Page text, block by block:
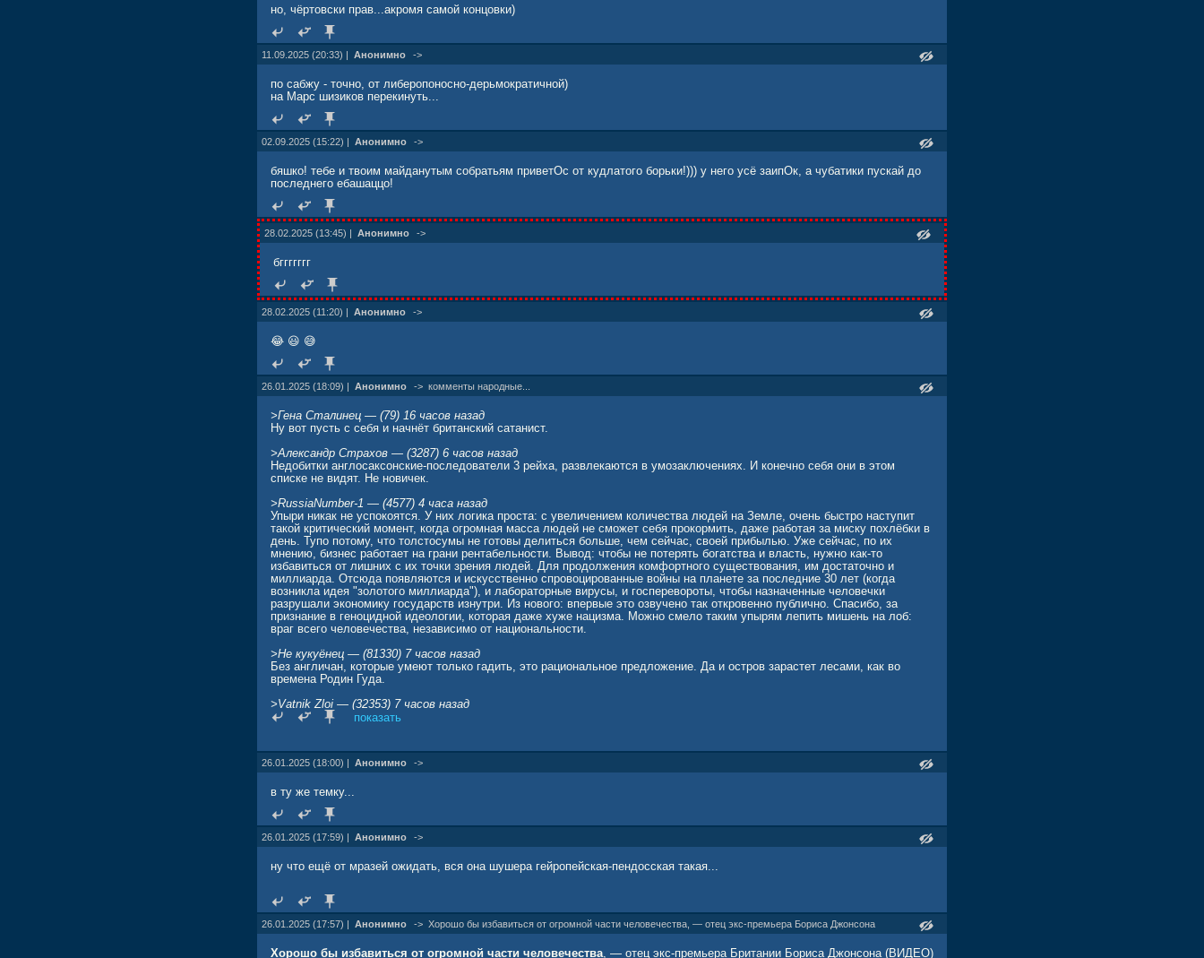
но, чёртовски прав...акромя самой концовки)
11.09.2025 (20:33) | Анонимно ->
по сабжу - точно, от либеропоносно-дерьмократичной)
на Марс шизиков перекинуть...
02.09.2025 (15:22) | Анонимно ->
бяшко! тебе и твоим майданутым собратьям приветОс от кудлатого борьки!))) у него усё заипОк, а чубатики пускай до
последнего ебашаццо!
28.02.2025 (13:45) | Анонимно ->
бггггггг
28.02.2025 (11:20) | Анонимно ->
😂 😃 😅
26.01.2025 (18:09) | Анонимно -> комменты народные...
>Гена Сталинец — (79) 16 часов назад
Ну вот пусть с себя и начнёт британский сатанист.
>Александр Страхов — (3287) 6 часов назад
Недобитки англосаксонские-последователи 3 рейха, развлекаются в умозаключениях. И конечно себя они в этом
списке не видят. Не новичек.
>RussiaNumber-1 — (4577) 4 часа назад
Упыри никак не успокоятся. У них логика проста: с увеличением количества людей на Земле, очень быстро наступит
такой критический момент, когда огромная масса людей не сможет себя прокормить, даже работая за миску похлёбки в
день. Тупо потому, что толстосумы не готовы делиться больше, чем сейчас, своей прибылью. Уже сейчас, по их
мнению, бизнес работает на грани рентабельности. Вывод: чтобы не потерять богатства и власть, нужно как-то
избавиться от лишних с их точки зрения людей. Для продолжения комфортного существования, им достаточно и
миллиарда. Отсюда появляются и искусственно спровоцированные войны на планете за последние 30 лет (когда
возникла идея "золотого миллиарда"), и лабораторные вирусы, и госперевороты, чтобы назначенные человечки
разрушали экономику государств изнутри. Из нового: впервые это озвучено так откровенно публично. Спасибо, за
признание в геноцидной идеологии, которая даже хуже нацизма. Можно смело таким упырям лепить мишень на лоб:
враг всего человечества, независимо от национальности.
>Не кукуёнец — (81330) 7 часов назад
Без англичан, которые умеют только гадить, это рациональное предложение. Да и остров зарастет лесами, как во
времена Родин Гуда.
>Vatnik Zloi — (32353) 7 часов назад
Про мелкобританию- это он хорошо сказал. Но можно и на 100% её уменьшить ..Посейдон протестировать.
Что касается сокращения населения Британии, тут я обеими руками "ЗА". И даже не на 85, а на все 100%.
От таких как оно и его сынок надо избавиться и тогда глядишь и всем места хватит на планете и никого убивать не
>Гондурас Гватемалов — (6101) 15 часов назад
Ну, я бы удивился, чтобы у такого фрика как Бориска Джонсонюк отец был нормальным. Как говорится, яблочко от
показать
26.01.2025 (18:00) | Анонимно ->
в ту же темку...
26.01.2025 (17:59) | Анонимно ->
ну что ещё от мразей ожидать, вся она шушера гейропейская-пендосская такая...
26.01.2025 (17:57) | Анонимно -> Хорошо бы избавиться от огромной части человечества, — отец экс-премьера Бориса Джонсона
Хорошо бы избавиться от огромной части человечества, — отец экс-премьера Британии Бориса Джонсона (ВИДЕО)